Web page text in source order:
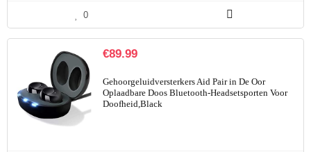
0
€89.99
Gehoorgeluidversterkers Aid Pair in De Oor
Oplaadbare Doos Bluetooth-Headsetsporten Voor
Doofheid,Black